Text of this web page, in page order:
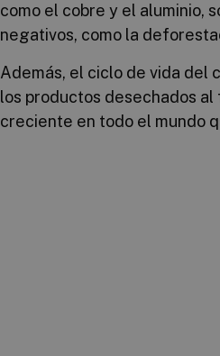
como el cobre y el aluminio,
negativos, como la
Además, el ciclo de vida del
los productos desechados
creciente en todo el mundo